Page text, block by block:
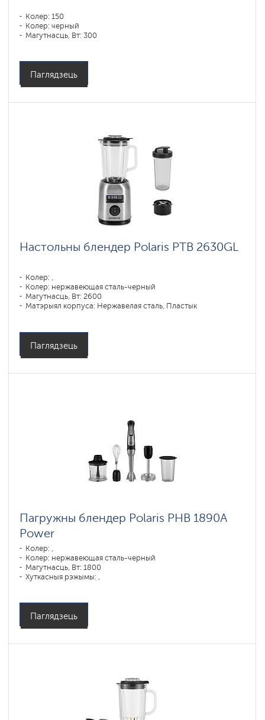
Колер: 150
Колер: черный
Магутнасць, Вт: 300
Паглядзець
Настольны блендер Polaris PTB 2630GL
Колер: ,
Колер: нержавеющая сталь-черный
Магутнасць, Вт: 2600
Матэрыял корпуса: Нержавелая сталь, Пластык
Паглядзець
Пагружны блендер Polaris PHB 1890A
Power
Колер: ,
Колер: нержавеющая сталь-черный
Магутнасць, Вт: 1800
Хуткасныя рэжымы: ,
Паглядзець